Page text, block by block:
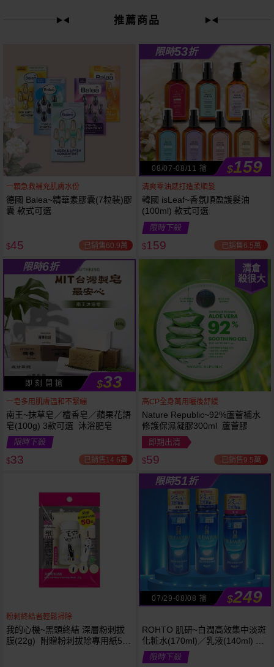
立刻送
限時53折
推薦商品
一顆急救補充肌膚水份
德國 Balea~精華素膠囊(7粒裝)膠
囊 款式可選
$45 已銷售60.9萬
限時53折
08/07-08/11 搶 $159
清爽零油感打造柔順髮
韓國 isLeaf~香氛順盈護髮油
(100ml) 款式可選
限時下殺
$159 已銷售6.5萬
限時6折
即 刻 開 搶 $33
一皂多用肌膚溫和不緊繃
南王~抹草皂／檀香皂／蘋果花語
皂(100g) 3款可選 沐浴肥皂
限時下殺
$33 已銷售14.6萬
清倉
殺很大
高CP全身萬用曬後舒緩
Nature Republic~92%蘆薈補水
修護保濕凝膠300ml 蘆薈膠
即期出清
$59 已銷售9.5萬
粉刺終結者輕鬆掃除
我的心機~黑頭終結 深層粉刺拔
膜(22g) 附贈粉刺拔除專用紙50
限時51折
07/29-08/08 搶 $249
ROHTO 肌研~白潤高效集中淡斑
化粧水(170ml)／乳液(140ml) 款
式可選
限時下殺